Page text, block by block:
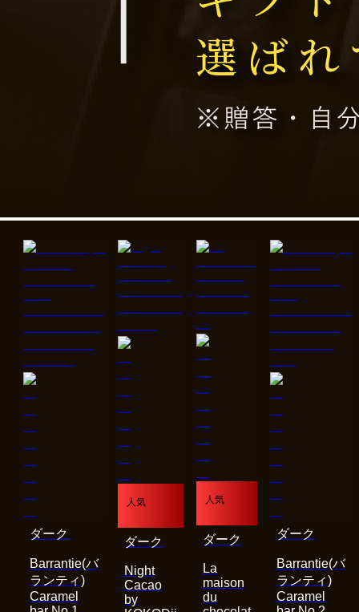
Barrantie(バ
ランティ)
Caramel
ダーク
人気
Night
Cacao
by
ダーク
人気
La
maison
du
ダーク
Barrantie(バ
ランティ)
Caramel
ダーク